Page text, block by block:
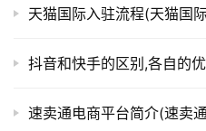
天猫国际入驻流程(天猫国
抖音和快手的区别,各自的
速卖通电商平台简介(速卖